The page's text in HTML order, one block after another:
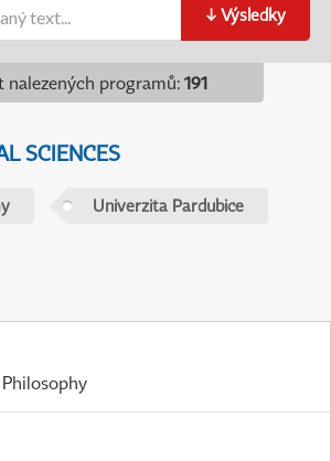
↓ Výsledky
nalezených programů: 191
SCIENCES
Univerzita Pardubice